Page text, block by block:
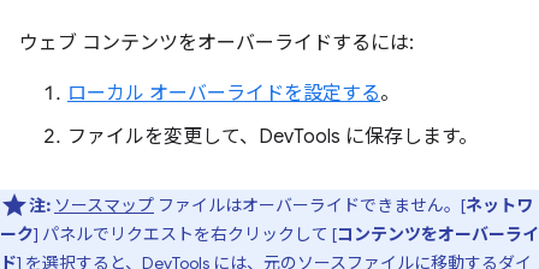
ウェブ コンテンツをオーバーライドするには:
ローカル オーバーライドを設定する。
ファイルを変更して、DevTools に保存します。
注: ソースマップ ファイルはオーバーライドできません。[ネットワ
ーク] パネルでリクエストを右クリックして [コンテンツをオーバーライ
ド] を選択すると、DevTools には、元のソースファイルに移動するダイ